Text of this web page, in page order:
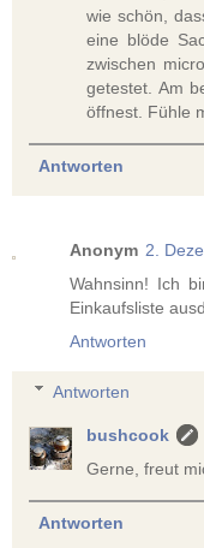
wie schön,
eine blöde
zwischen
getestet. Am
öffnest. Fühle
Antworten
Anonym 2.
Wahnsinn! Ich
Einkaufsliste
Antworten
Antworten
bushcook
Gerne, freut
Antworten